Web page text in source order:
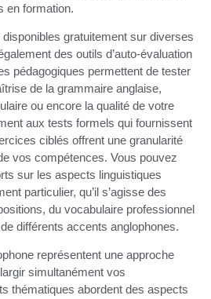
en formation.
gratuitement sur diverses
des outils d’auto-évaluation
pédagogiques permettent de tester
de la grammaire anglaise,
ou encore la qualité de votre
aux tests formels qui fournissent
ciblés offrent une granularité
vos compétences. Vous pouvez
sur les aspects linguistiques
particulier, qu’il s’agisse des
du vocabulaire professionnel
différents accents anglophones.
représentent une approche
simultanément vos
thématiques abordent des aspects